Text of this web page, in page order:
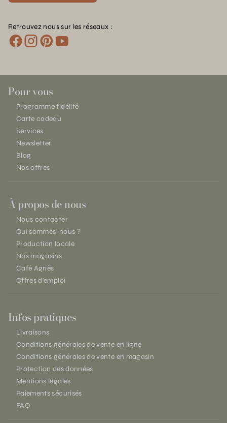
Retrouvez nous sur les réseaux :
Pour vous
Programme fidélité
Carte cadeau
Services
Newsletter
Blog
Nos offres
À propos de nous
Nous contacter
Qui sommes-nous ?
Production locale
Nos magasins
Café Agnès
Offres d'emploi
Infos pratiques
Livraisons
Conditions générales de vente en ligne
Conditions générales de vente en magasin
Protection des données
Mentions légales
Paiements sécurisés
FAQ